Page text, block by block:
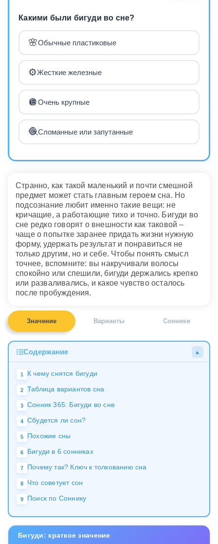
Какими были бигуди во сне?
🌸Обычные пластиковые
⚙️Жесткие железные
🪩Очень крупные
🧶Сломанные или запутанные
Странно, как такой маленький и почти смешной
предмет может стать главным героем сна. Но
подсознание любит именно такие вещи: не
кричащие, а работающие тихо и точно. Бигуди во
сне редко говорят о внешности как таковой –
чаще о попытке заранее придать жизни нужную
форму, удержать результат и понравиться не
только другим, но и себе. Чтобы понять смысл
точнее, вспомните: вы накручивали волосы
спокойно или спешили, бигуди держались крепко
или разваливались, и какое чувство осталось
после пробуждения.
Значение Варианты Сонники
Содержание ▲
1 К чему снятся бигуди
2 Таблица вариантов сна
3 Сонник 365: Бигуди во сне
4 Сбудется ли сон?
5 Похожие сны
6 Бигуди в 6 сонниках
7 Почему так? Ключ к толкованию сна
8 Что советует сон
9 Поиск по Соннику
Бигуди: краткое значение